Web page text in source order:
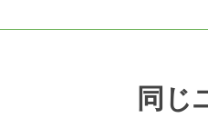
同じ